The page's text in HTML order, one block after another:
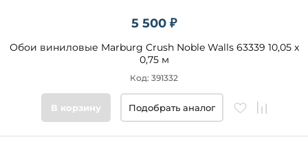
5 500 ₽
Обои виниловые Marburg Crush Noble Walls 63339 10,05 x
0,75 м
Код: 391332
В корзину Подобрать аналог